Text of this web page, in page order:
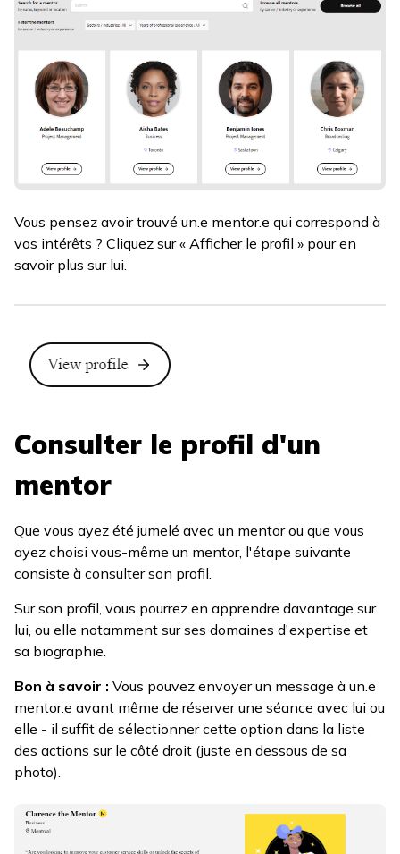
Vous pensez avoir trouvé un.e mentor.e qui correspond à
vos intérêts ? Cliquez sur « Afficher le profil » pour en
savoir plus sur lui.
Consulter le profil d'un
mentor
Que vous ayez été jumelé avec un mentor ou que vous
ayez choisi vous-même un mentor, l'étape suivante
consiste à consulter son profil.
Sur son profil, vous pourrez en apprendre davantage sur
lui, ou elle notamment sur ses domaines d'expertise et
sa biographie.
Bon à savoir : Vous pouvez envoyer un message à un.e
mentor.e avant même de réserver une séance avec lui ou
elle - il suffit de sélectionner cette option dans la liste
des actions sur le côté droit (juste en dessous de sa
photo).